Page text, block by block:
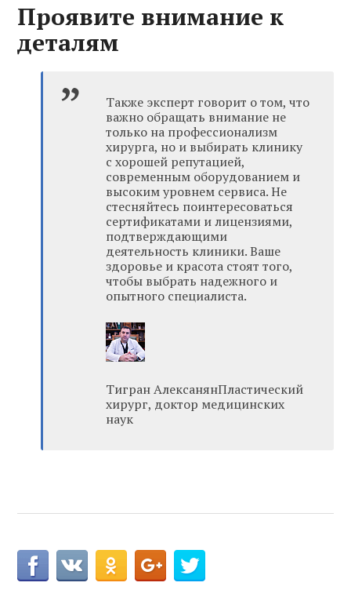
Проявите внимание к
деталям
Также эксперт говорит о том, что
важно обращать внимание не
только на профессионализм
хирурга, но и выбирать клинику
с хорошей репутацией,
современным оборудованием и
высоким уровнем сервиса. Не
стесняйтесь поинтересоваться
сертификатами и лицензиями,
подтверждающими
деятельность клиники. Ваше
здоровье и красота стоят того,
чтобы выбрать надежного и
опытного специалиста.
Тигран АлексанянПластический
хирург, доктор медицинских
наук